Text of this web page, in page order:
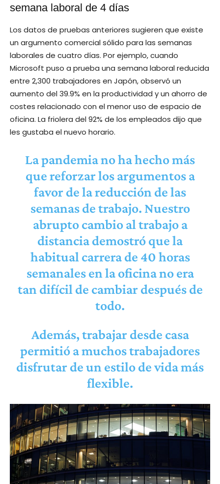
semana laboral de 4 días
Los datos de pruebas anteriores sugieren que existe
un argumento comercial sólido para las semanas
laborales de cuatro días. Por ejemplo, cuando
Microsoft puso a prueba una semana laboral reducida
entre 2,300 trabajadores en Japón, observó un
aumento del 39.9% en la productividad y un ahorro de
costes relacionado con el menor uso de espacio de
oficina. La friolera del 92% de los empleados dijo que
les gustaba el nuevo horario.
La pandemia no ha hecho más
que reforzar los argumentos a
favor de la reducción de las
semanas de trabajo. Nuestro
abrupto cambio al trabajo a
distancia demostró que la
habitual carrera de 40 horas
semanales en la oficina no era
tan difícil de cambiar después de
todo.
Además, trabajar desde casa
permitió a muchos trabajadores
disfrutar de un estilo de vida más
flexible.